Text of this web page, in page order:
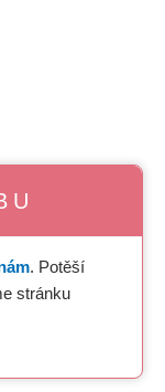
. Potěší
stránku